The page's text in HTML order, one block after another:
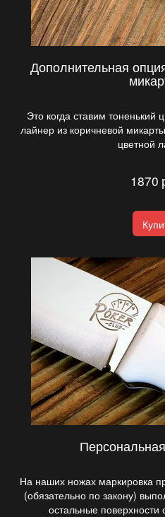
Дополнительная
Это когда ставим
лайнер из коричневой
цветной
1870
На наших ножах маркировка
(обязательно по закону)
остальные